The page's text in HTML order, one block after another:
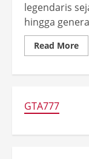
legendaris
hingga
Read More
GTA777